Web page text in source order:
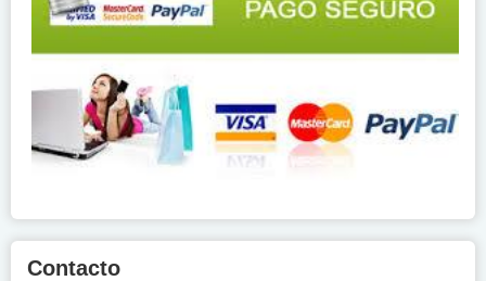
Contacto